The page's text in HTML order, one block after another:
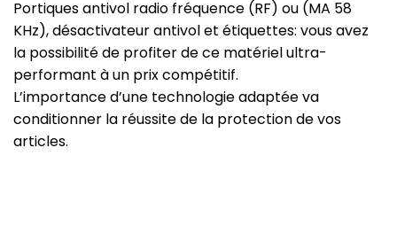
Portiques antivol radio fréquence (RF) ou (MA 58
KHz), désactivateur antivol et étiquettes: vous avez
la possibilité de profiter de ce matériel ultra-
performant à un prix compétitif.
L’importance d’une technologie adaptée va
conditionner la réussite de la protection de vos
articles.